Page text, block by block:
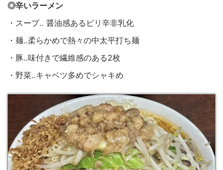
◎辛いラーメン
・スープ‥ 醤油感あるピリ辛非乳化
・麺‥柔らかめで熱々の中太平打ち麺
・豚‥味付きで繊維感のある2枚
・野菜‥キャベツ多めでシャキめ